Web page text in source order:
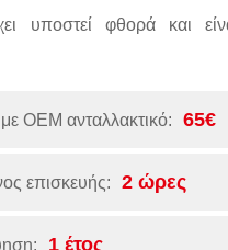
υποστεί φθορά και
OEM ανταλλακτικό: 65€
επισκευής: 2 ώρες
1 έτος